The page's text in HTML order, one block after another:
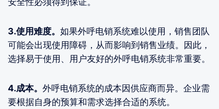
3.使用难度。 如果外呼电销系统难以使用，销售团队
可能会出现使用障碍，从而影响到销售业绩。因此，
选择易于使用、用户友好的外呼电销系统非常重要。
4.成本。 外呼电销系统的成本因供应商而异。企业需
要根据自身的预算和需求选择合适的系统。